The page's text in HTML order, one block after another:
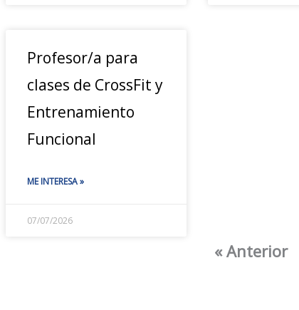
Profesor/a para
clases de CrossFit y
Entrenamiento
Funcional
ME INTERESA »
07/07/2026
« Anterior